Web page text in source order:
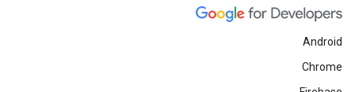
Android
Chrome